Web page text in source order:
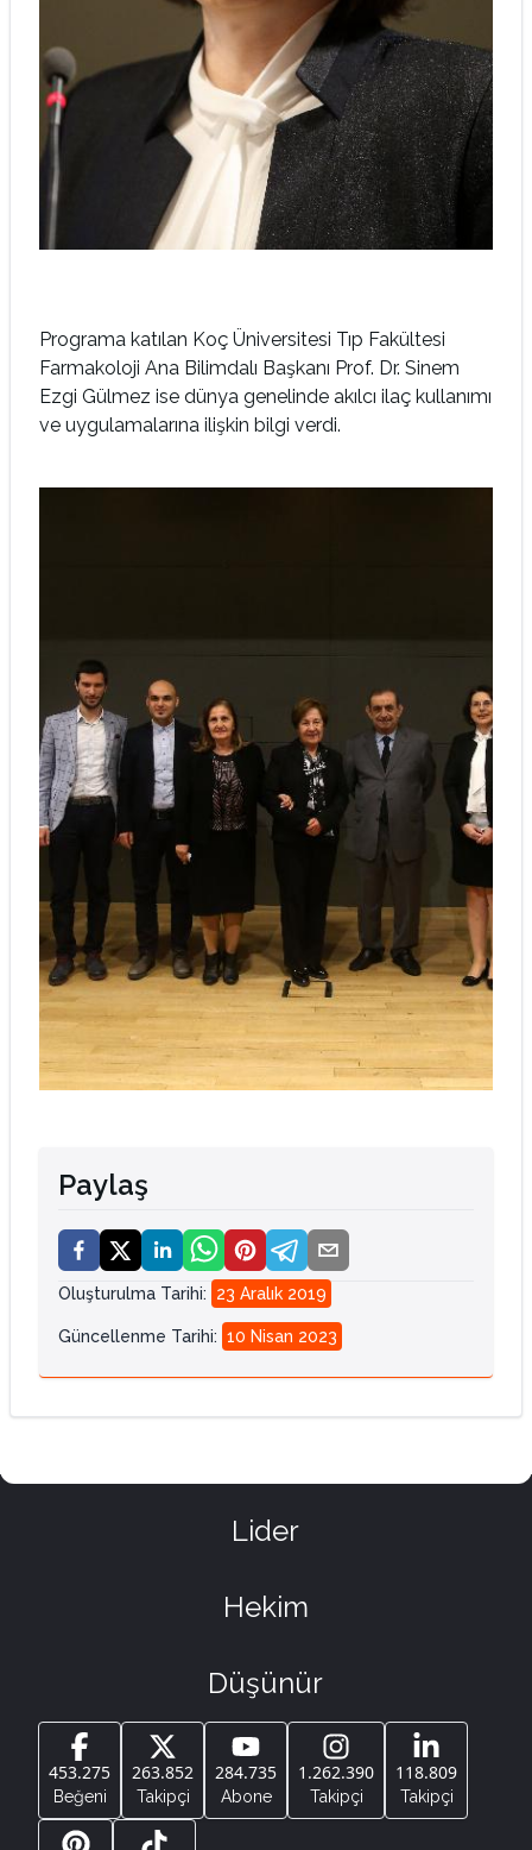
Programa katılan Koç Üniversitesi Tıp Fakültesi
Farmakoloji Ana Bilimdalı Başkanı Prof. Dr. Sinem
Ezgi Gülmez ise dünya genelinde akılcı ilaç kullanımı
ve uygulamalarına ilişkin bilgi verdi.
Paylaş
Oluşturulma Tarihi: 23 Aralık 2019
Güncellenme Tarihi: 10 Nisan 2023
Lider
Hekim
Düşünür
453.275
Beğeni
263.852
Takipçi
284.735
Abone
1.262.390
Takipçi
118.809
Takipçi